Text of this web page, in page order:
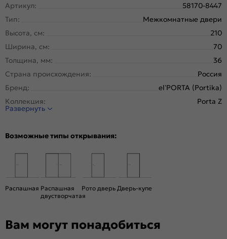
Артикул:
58170-8447
Тип:
Межкомнатные двери
Высота, см:
210
Ширина, см:
70
Толщина, мм:
36
Страна происхождения:
Россия
Бренд:
el’PORTA (Portika)
Коллекция:
Porta Z
Стиль:
Конструкция двери:
Тип коробки:
Кромка:
Алюминиевая черная матовая
Развернуть
Возможные типы открывания:
Распашная Распашная
двустворчатая
Рото дверь Дверь-купе
Вам могут понадобиться